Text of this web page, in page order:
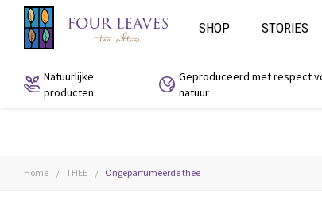
SHOP STORIES
Natuurlijke
producten
Geproduceerd met respect
natuur
Home / THEE / Ongeparfumeerde thee